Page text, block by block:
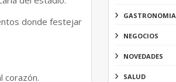
donde festejar
corazón.
GASTRONOMIA
NEGOCIOS
NOVEDADES
SALUD